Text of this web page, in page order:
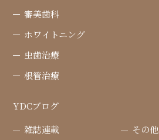
審美歯科
ホワイトニング
虫歯治療
根管治療
YDCブログ
雑誌連載
その他